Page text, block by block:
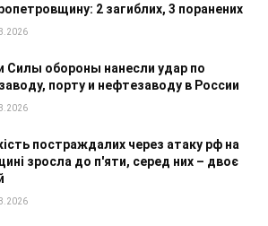
2 загиблих, 3 поранених
Силы обороны нанесли удар по
порту и нефтезаводу в России
постраждалих через атаку рф на
зросла до п'яти, серед них – двоє